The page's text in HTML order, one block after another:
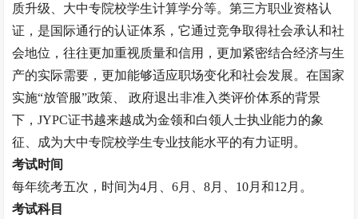
质升级、大中专院校学生计算学分等。第三方职业资格认
证，是国际通行的认证体系，它通过竞争取得社会承认和社
会地位，往往更加重视质量和信用，更加紧密结合经济与生
产的实际需要，更加能够适应职场变化和社会发展。在国家
实施“放管服”政策、 政府退出非准入类评价体系的背景
下，JYPC证书越来越成为金领和白领人士执业能力的象
征、成为大中专院校学生专业技能水平的有力证明。
考试时间
每年统考五次，时间为4月、6月、8月、10月和12月。
考试科目